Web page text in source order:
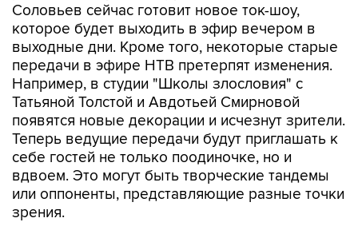
Соловьев сейчас готовит новое ток-шоу,
которое будет выходить в эфир вечером в
выходные дни. Кроме того, некоторые старые
передачи в эфире НТВ претерпят изменения.
Например, в студии "Школы злословия" с
Татьяной Толстой и Авдотьей Смирновой
появятся новые декорации и исчезнут зрители.
Теперь ведущие передачи будут приглашать к
себе гостей не только поодиночке, но и
вдвоем. Это могут быть творческие тандемы
или оппоненты, представляющие разные точки
зрения.